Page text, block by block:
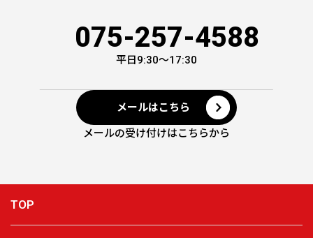
075-257-4588
平日9:30～17:30
メールはこちら
メールの受け付けはこちらから
TOP